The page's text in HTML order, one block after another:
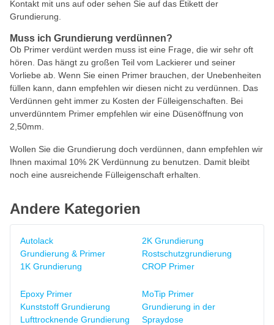
Kontakt mit uns auf oder sehen Sie auf das Etikett der
Grundierung.
Muss ich Grundierung verdünnen?
Ob Primer verdünt werden muss ist eine Frage, die wir sehr oft
hören. Das hängt zu großen Teil vom Lackierer und seiner
Vorliebe ab. Wenn Sie einen Primer brauchen, der Unebenheiten
füllen kann, dann empfehlen wir diesen nicht zu verdünnen. Das
Verdünnen geht immer zu Kosten der Fülleigenschaften. Bei
unverdünntem Primer empfehlen wir eine Düsenöffnung von
2,50mm.
Wollen Sie die Grundierung doch verdünnen, dann empfehlen wir
Ihnen maximal 10% 2K Verdünnung zu benutzen. Damit bleibt
noch eine ausreichende Fülleigenschaft erhalten.
Andere Kategorien
Autolack
Grundierung & Primer
1K Grundierung
2K Grundierung
Rostschutzgrundierung
CROP Primer
Epoxy Primer
Kunststoff Grundierung
Lufttrocknende Grundierung
MoTip Primer
Grundierung in der
Spraydose